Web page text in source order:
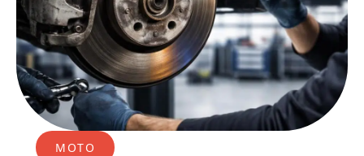
MOTO